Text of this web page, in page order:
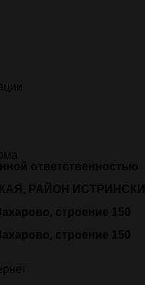
ответственностью
РАЙОН
строение 150
строение 150